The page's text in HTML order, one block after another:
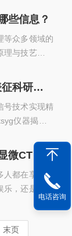
重影响生活
样品，分子
，质量分辨
近质量荷比碎
精准捕捉特
电离破碎行
盐...
些信息？
等众多领域的
与技艺，深
高能光子束
原子束缚成
差异，内层电
子动能，反
微量杂质元素
性能纯...
lexsyg释光探测器|在材料表征科研领域应用分享
号技术实现精
仪器揭示Li
的混合剂量分
需使用两类探
问题。以色
OS
TL）与光释
分离提供了
器...
都在享受着
乐，还是专业
毛球线这个重
毛球线的重
末页
电话咨询